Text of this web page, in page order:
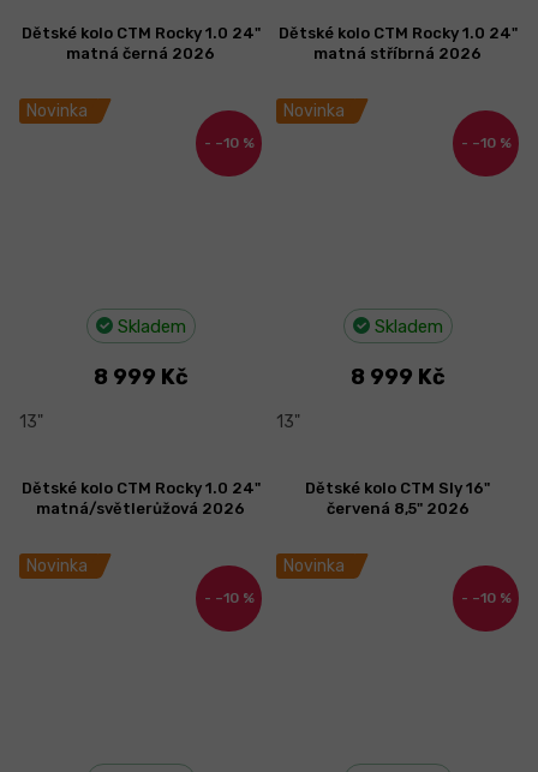
Novinka
–10 %
Dětské kolo CTM Rocky 1.0 24"
matná černá 2026
Skladem
8 999 Kč
13"
Novinka
–10 %
Dětské kolo CTM Rocky 1.0 24"
matná stříbrná 2026
Skladem
8 999 Kč
13"
Novinka
–10 %
Dětské kolo CTM Rocky 1.0 24"
matná/světlerůžová 2026
Novinka
–10 %
Dětské kolo CTM Sly 16"
červená 8,5" 2026